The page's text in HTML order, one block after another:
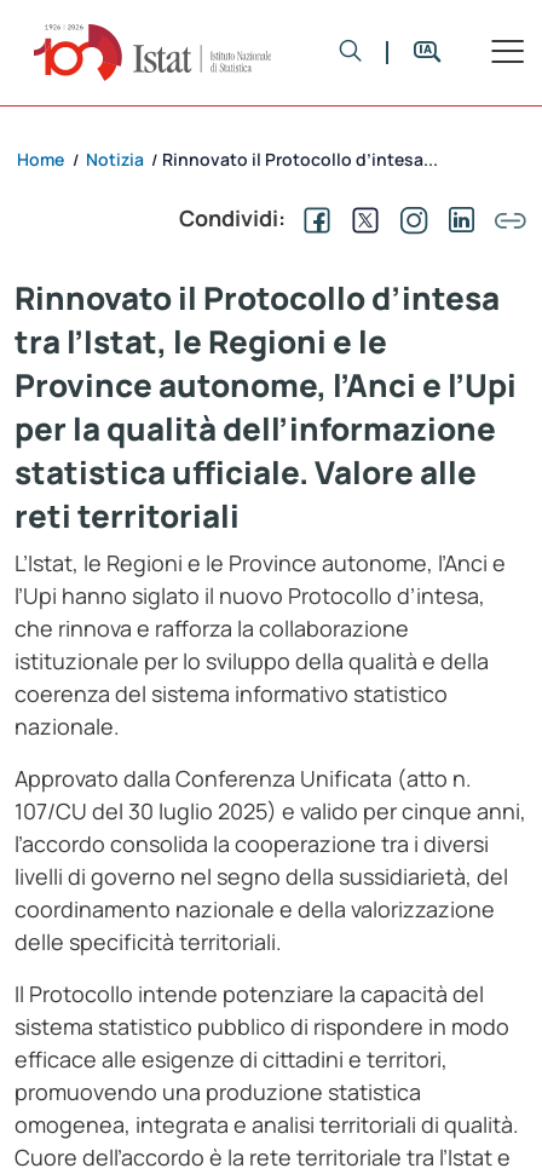
Home / Notizia / Rinnovato il Protocollo d’intesa...
Condividi:
Rinnovato il Protocollo d’intesa
tra l’Istat, le Regioni e le
Province autonome, l’Anci e l’Upi
per la qualità dell’informazione
statistica ufficiale. Valore alle
reti territoriali
L’Istat, le Regioni e le Province autonome, l’Anci e
l’Upi hanno siglato il nuovo Protocollo d’intesa,
che rinnova e rafforza la collaborazione
istituzionale per lo sviluppo della qualità e della
coerenza del sistema informativo statistico
nazionale.
Approvato dalla Conferenza Unificata (atto n.
107/CU del 30 luglio 2025) e valido per cinque anni,
l’accordo consolida la cooperazione tra i diversi
livelli di governo nel segno della sussidiarietà, del
coordinamento nazionale e della valorizzazione
delle specificità territoriali.
Il Protocollo intende potenziare la capacità del
sistema statistico pubblico di rispondere in modo
efficace alle esigenze di cittadini e territori,
promuovendo una produzione statistica
omogenea, integrata e analisi territoriali di qualità.
Cuore dell’accordo è la rete territoriale tra l’Istat e